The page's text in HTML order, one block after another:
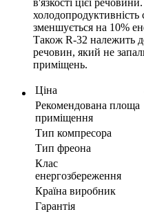
зменшується на 10%
Також R-32 належить
речовин, який не
приміщень.
Ціна
Рекомендована площа
приміщення
Тип компресора
Тип фреона
Клас
енергозбереження
Країна виробник
Гарантія